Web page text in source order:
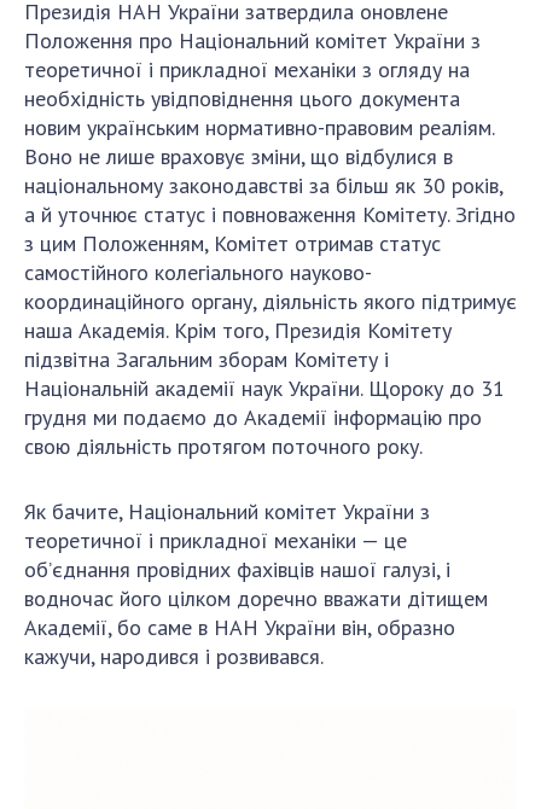
Президія НАН України затвердила оновлене
Положення про Національний комітет України з
теоретичної і прикладної механіки з огляду на
необхідність увідповіднення цього документа
новим українським нормативно-правовим реаліям.
Воно не лише враховує зміни, що відбулися в
національному законодавстві за більш як 30 років,
а й уточнює статус і повноваження Комітету. Згідно
з цим Положенням, Комітет отримав статус
самостійного колегіального науково-
координаційного органу, діяльність якого підтримує
наша Академія. Крім того, Президія Комітету
підзвітна Загальним зборам Комітету і
Національній академії наук України. Щороку до 31
грудня ми подаємо до Академії інформацію про
свою діяльність протягом поточного року.
Як бачите, Національний комітет України з
теоретичної і прикладної механіки — це
об’єднання провідних фахівців нашої галузі, і
водночас його цілком доречно вважати дітищем
Академії, бо саме в НАН України він, образно
кажучи, народився і розвивався.